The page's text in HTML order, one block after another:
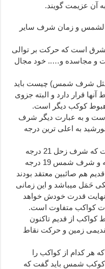
آن عزیمت گویند.
الشمس و زمان شرف سایر
مشرق است که حرکت بر توالی
و مجاسده و….. خود مجال
شرف شمس) چیست باید
قرار دارد و البته جزوی
کوکب دیگر است.
و به عبارت دیگر شرف
به اعلی ترین درجه
از لحاظ ظرف زمان و مکان باید گفت که شرف زحل 21 درجه
میزان ، شرف عطارد 15 درجه سنبله و شرف شمس 19 درجه
از قدیم هم صائبین معتقد بودند
فلکی حَمَل میباشد و این زمانی
قدرت خودش خواهد
کواکب متفاوت است.
از قدیم تاکنون
زمین و حرکت نقاط
هر کدام از کواکب را
شمس باید گفت که